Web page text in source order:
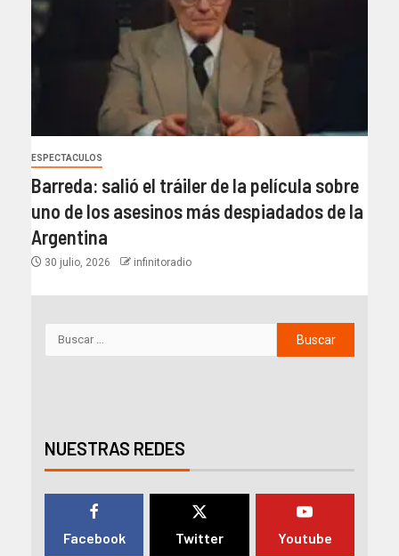
ESPECTACULOS
Barreda: salió el tráiler de la película sobre
uno de los asesinos más despiadados de la
Argentina
30 julio, 2026 infinitoradio
NUESTRAS REDES
Facebook Twitter Youtube